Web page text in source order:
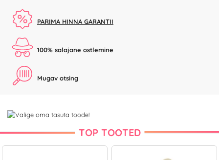
PARIMA HINNA GARANTII
100% salajane ostlemine
Mugav otsing
TOP TOOTED